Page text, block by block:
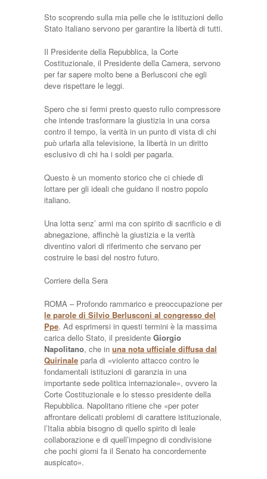
Sto scoprendo sulla mia pelle che le istituzioni dello
Stato Italiano servono per garantire la libertà di tutti.
Il Presidente della Repubblica, la Corte
Costituzionale, il Presidente della Camera, servono
per far sapere molto bene a Berlusconi che egli
deve rispettare le leggi.
Spero che si fermi presto questo rullo compressore
che intende trasformare la giustizia in una corsa
contro il tempo, la verità in un punto di vista di chi
può urlarla alla televisione, la libertà in un diritto
esclusivo di chi ha i soldi per pagarla.
Questo è un momento storico che ci chiede di
lottare per gli ideali che guidano il nostro popolo
italiano.
Una lotta senz’ armi ma con spirito di sacrificio e di
abnegazione, affinchè la giustizia e la verità
diventino valori di riferimento che servano per
costruire le basi del nostro futuro.
Corriere della Sera
ROMA – Profondo rammarico e preoccupazione per
le parole di Silvio Berlusconi al congresso del
Ppe. Ad esprimersi in questi termini è la massima
carica dello Stato, il presidente Giorgio
Napolitano, che in una nota ufficiale diffusa dal
Quirinale parla di «violento attacco contro le
fondamentali istituzioni di garanzia in una
importante sede politica internazionale», ovvero la
Corte Costituzionale e lo stesso presidente della
Repubblica. Napolitano ritiene che «per poter
affrontare delicati problemi di carattere istituzionale,
l’Italia abbia bisogno di quello spirito di leale
collaborazione e di quell’impegno di condivisione
che pochi giorni fa il Senato ha concordemente
auspicato».